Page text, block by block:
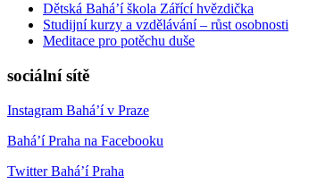
Dětská Bahá’í škola Zářící hvězdička
Studijní kurzy a vzdělávání – růst osobnosti
Meditace pro potěchu duše
sociální sítě
Instagram Bahá’í v Praze
Bahá’í Praha na Facebooku
Twitter Bahá’í Praha